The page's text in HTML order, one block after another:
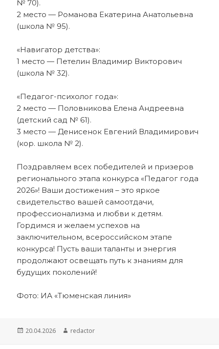
№ 70).
2 место — Романова Екатерина Анатольевна
(школа № 95).
«Навигатор детства»:
1 место — Петелин Владимир Викторович
(школа № 32).
«Педагог-психолог года»:
2 место — Половникова Елена Андреевна
(детский сад № 61).
3 место — Денисенок Евгений Владимирович
(кор. школа № 2).
Поздравляем всех победителей и призеров
регионального этапа конкурса «Педагог года
2026»! Ваши достижения – это яркое
свидетельство вашей самоотдачи,
профессионализма и любви к детям.
Гордимся и желаем успехов на
заключительном, всероссийском этапе
конкурса! Пусть ваши таланты и энергия
продолжают освещать путь к знаниям для
будущих поколений!
Фото: ИА «Тюменская линия»
Опубликовано
20.04.2026 Автор
redactor